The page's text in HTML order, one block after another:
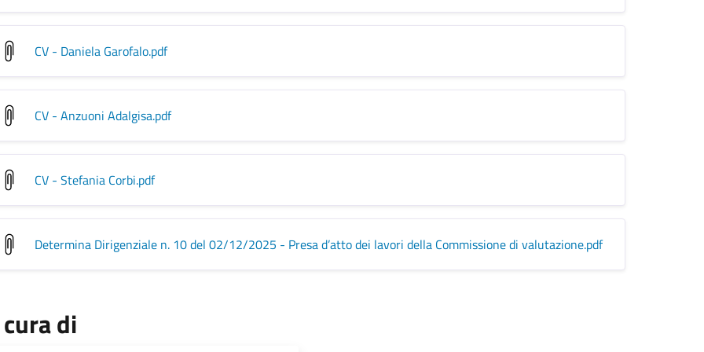
CV - Daniela Garofalo.pdf
CV - Anzuoni Adalgisa.pdf
CV - Stefania Corbi.pdf
Determina Dirigenziale n. 10 del 02/12/2025 - Presa d’atto dei lavori della Commissione di valutazione.pdf
di